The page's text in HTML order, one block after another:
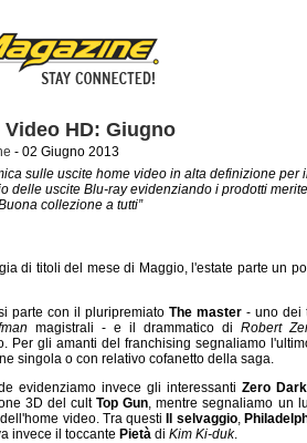
Video HD: Giugno
- 02 Giugno 2013
sulle uscite home video in alta definizione
delle uscite Blu-ray evidenziando i prodotti
collezione a tutti”
di titoli del mese di Maggio, l'estate parte un
parte con il pluripremiatoThe master - uno dei
magistrali - e il drammatico di Robert
Per gli amanti del franchising segnaliamo
singola o con relativo cofanetto della saga.
evidenziamo invece gli interessanti Zero
3D del cultTop Gun, mentre segnaliamo un
video. Tra questi
Il selvaggio,
invece il toccante Pietà di Kim Ki-duk.